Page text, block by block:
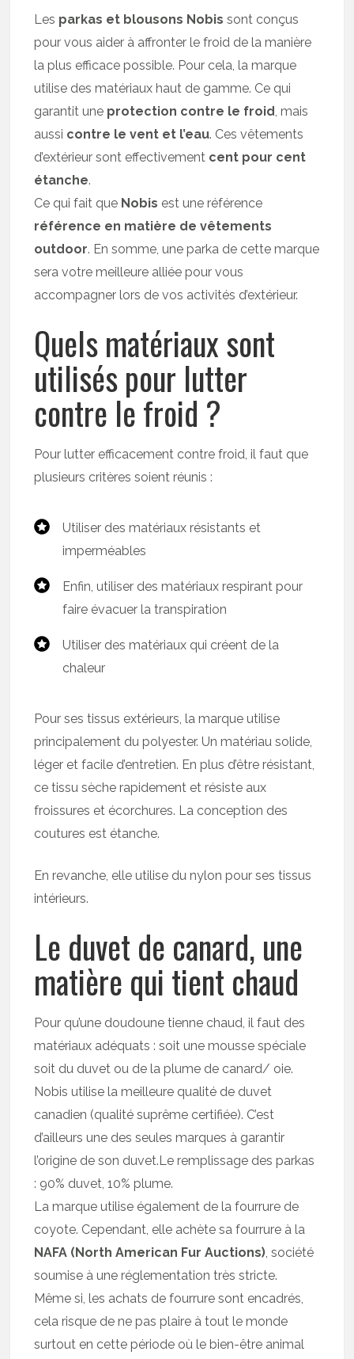
Les parkas et blousons Nobis sont conçus
pour vous aider à affronter le froid de la manière
la plus efficace possible. Pour cela, la marque
utilise des matériaux haut de gamme. Ce qui
garantit une protection contre le froid, mais
aussi contre le vent et l’eau. Ces vêtements
d’extérieur sont effectivement cent pour cent
étanche.
Ce qui fait que Nobis est une référence
référence en matière de vêtements
outdoor. En somme, une parka de cette marque
sera votre meilleure alliée pour vous
accompagner lors de vos activités d’extérieur.
Quels matériaux sont
utilisés pour lutter
contre le froid ?
Pour lutter efficacement contre froid, il faut que
plusieurs critères soient réunis :
Utiliser des matériaux résistants et
imperméables
Enfin, utiliser des matériaux respirant pour
faire évacuer la transpiration
Utiliser des matériaux qui créent de la
chaleur
Pour ses tissus extérieurs, la marque utilise
principalement du polyester. Un matériau solide,
léger et facile d’entretien. En plus d’être résistant,
ce tissu sèche rapidement et résiste aux
froissures et écorchures. La conception des
coutures est étanche.
En revanche, elle utilise du nylon pour ses tissus
intérieurs.
Le duvet de canard, une
matière qui tient chaud
Pour qu’une doudoune tienne chaud, il faut des
matériaux adéquats : soit une mousse spéciale
soit du duvet ou de la plume de canard/ oie.
Nobis utilise la meilleure qualité de duvet
canadien (qualité suprême certifiée). C’est
d’ailleurs une des seules marques à garantir
l’origine de son duvet.Le remplissage des parkas
: 90% duvet, 10% plume.
La marque utilise également de la fourrure de
coyote. Cependant, elle achète sa fourrure à la
NAFA (North American Fur Auctions), société
soumise à une réglementation très stricte.
Même si, les achats de fourrure sont encadrés,
cela risque de ne pas plaire à tout le monde
surtout en cette période où le bien-être animal